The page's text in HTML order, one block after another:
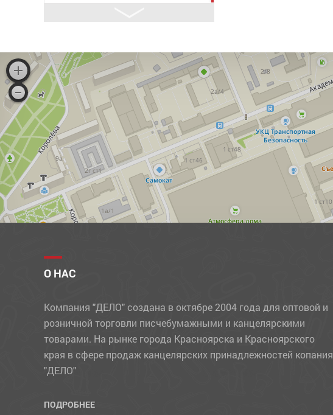
О НАС
Компания "ДЕЛО" создана в октябре 2004 года для оптовой и
розничной торговли писчебумажными и канцелярскими
товарами. На рынке города Красноярска и Красноярского
края в сфере продаж канцелярских принадлежностей копания
"ДЕЛО"
ПОДРОБНЕЕ